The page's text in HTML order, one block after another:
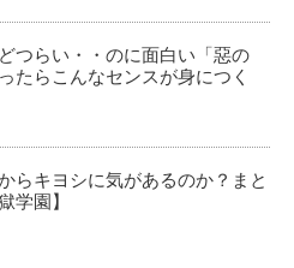
つらい・・のに面白い「惡の
たらこんなセンスが身につく
らキヨシに気があるのか？まと
学園】